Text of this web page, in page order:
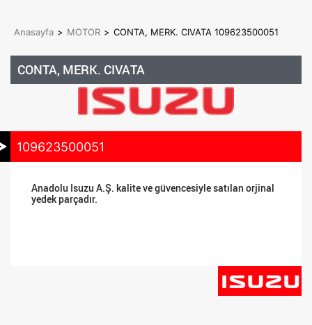
Anasayfa > MOTOR > CONTA, MERK. CIVATA 109623500051
CONTA, MERK. CIVATA
109623500051
Anadolu Isuzu A.Ş. kalite ve güvencesiyle satılan orjinal
yedek parçadır.